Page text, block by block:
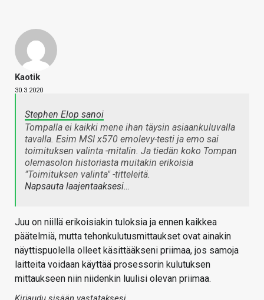
Kaotik
30.3.2020
Stephen Elop sanoi
Tompalla ei kaikki mene ihan täysin asiaankuluvalla
tavalla. Esim MSI x570 emolevy-testi ja emo sai
toimituksen valinta -mitalin. Ja tiedän koko Tompan
olemasolon historiasta muitakin erikoisia
"Toimituksen valinta" -titteleitä.
Napsauta laajentaaksesi…
Juu on niillä erikoisiakin tuloksia ja ennen kaikkea
päätelmiä, mutta tehonkulutusmittaukset ovat ainakin
näyttispuolella olleet käsittääkseni priimaa, jos samoja
laitteita voidaan käyttää prosessorin kulutuksen
mittaukseen niin niidenkin luulisi olevan priimaa.